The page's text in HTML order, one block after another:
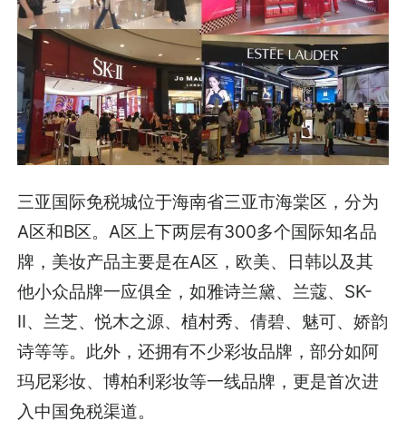
三亚国际免税城位于海南省三亚市海棠区，分为
A区和B区。A区上下两层有300多个国际知名品
牌，美妆产品主要是在A区，欧美、日韩以及其
他小众品牌一应俱全，如雅诗兰黛、兰蔻、SK-
II、兰芝、悦木之源、植村秀、倩碧、魅可、娇韵
诗等等。此外，还拥有不少彩妆品牌，部分如阿
玛尼彩妆、博柏利彩妆等一线品牌，更是首次进
入中国免税渠道。